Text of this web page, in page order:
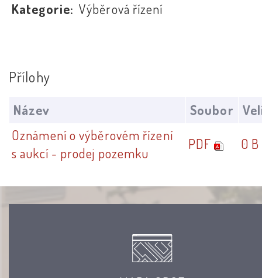
Kategorie: Výběrová řízení
Přílohy
Název Soubor
Oznámení o výběrovém řízení
s aukcí - prodej pozemku
PDF 0 B